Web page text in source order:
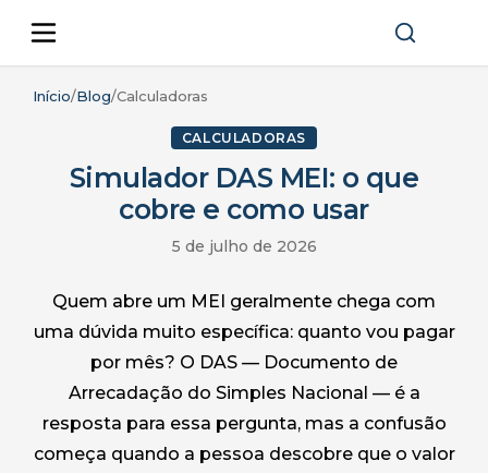
Início/Blog/Calculadoras
CALCULADORAS
Simulador DAS MEI: o que
cobre e como usar
5 de julho de 2026
Quem abre um MEI geralmente chega com
uma dúvida muito específica: quanto vou pagar
por mês? O DAS — Documento de
Arrecadação do Simples Nacional — é a
resposta para essa pergunta, mas a confusão
começa quando a pessoa descobre que o valor